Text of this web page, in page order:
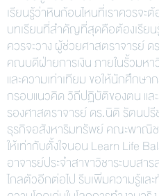
เรียนรู้ว่าหินก้อนไหนที่เราควรจะต้
บทเรียนที่สำคัญที่สุดคือต้องเรียน
ควรจะวาง ผู้ช่วยศาสตราจารย์
คณบดีฝ่ายการเงิน ภายในรั้วมห
และความเท่าเทียม ขอให้นักศึกษา
กรอบแนวคิด วิถีปฏิบัติของตน แล
รองศาสตราจารย์ ดร.นิติ รัตนปรี
ธุรกิจอสังหาริมทรัพย์ คณะพาณิช
ให้เท่ากับตั้งใจนอน Learn Life
อาจารย์ประจำสาขาวิชาระบบสา
ไกลตัวอีกต่อไป รีบเพิ่มความรู้แล